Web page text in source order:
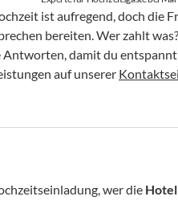
ist aufregend, doch die
bereiten. Wer zahlt
damit du
auf unserer
wer die